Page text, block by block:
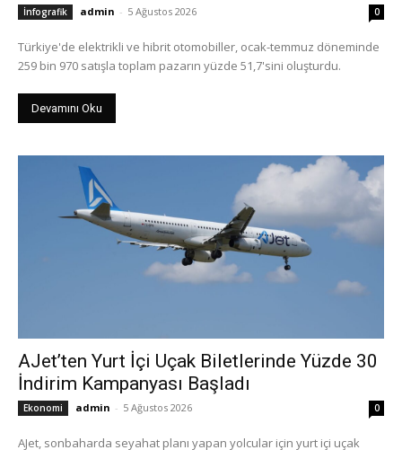
İnfografik admin - 5 Ağustos 2026 0
Türkiye'de elektrikli ve hibrit otomobiller, ocak-temmuz döneminde
259 bin 970 satışla toplam pazarın yüzde 51,7'sini oluşturdu.
Devamını Oku
AJet’ten Yurt İçi Uçak Biletlerinde Yüzde 30
İndirim Kampanyası Başladı
Ekonomi admin - 5 Ağustos 2026 0
AJet, sonbaharda seyahat planı yapan yolcular için yurt içi uçak